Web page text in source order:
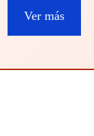
Ver más